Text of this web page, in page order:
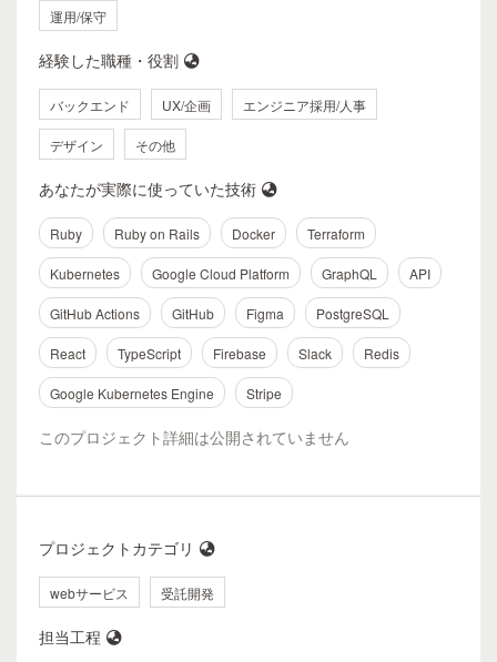
運用/保守
経験した職種・役割
バックエンド UX/企画 エンジニア採用/人事
デザイン その他
あなたが実際に使っていた技術
Ruby Ruby on Rails Docker Terraform
Kubernetes Google Cloud Platform GraphQL API
GitHub Actions GitHub Figma PostgreSQL
React TypeScript Firebase Slack Redis
Google Kubernetes Engine Stripe
このプロジェクト詳細は公開されていません
プロジェクトカテゴリ
webサービス 受託開発
担当工程